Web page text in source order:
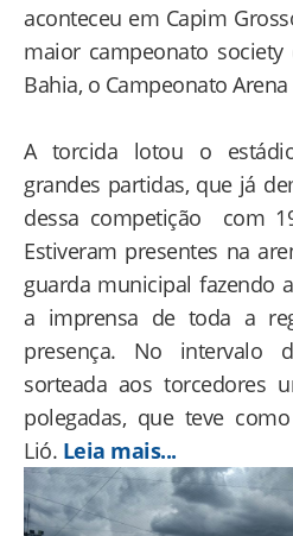
aconteceu em Capim
maior campeonato
Bahia, o Campeonato
A torcida lotou o
grandes partidas, que já
dessa competição com
Estiveram presentes na
guarda municipal fazendo
a imprensa de toda a
presença. No intervalo
sorteada aos torcedores
polegadas, que teve
Lió. Leia mais...